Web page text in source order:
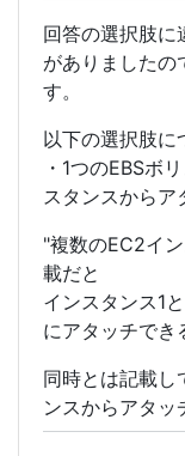
回答の選択肢に
がありましたの
す。
以下の選択肢に
・1つのEBSボ
スタンスからア
"複数のEC2イ
載だと
インスタンス1
にアタッチでき
同時とは記載し
ンスからアタ